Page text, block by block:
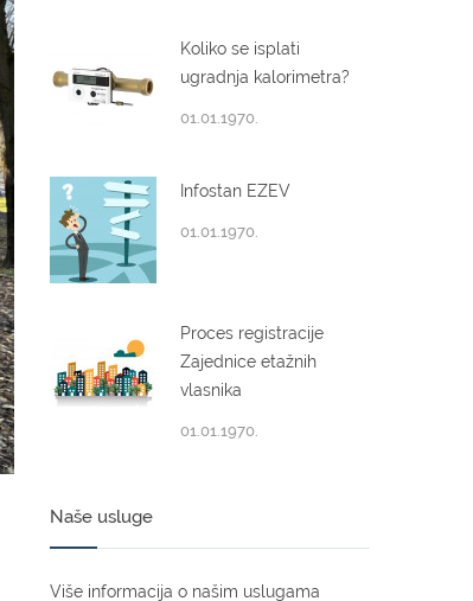
Koliko se isplati
ugradnja kalorimetra?
01.01.1970.
Infostan EZEV
01.01.1970.
Proces registracije
Zajednice etažnih
vlasnika
01.01.1970.
Naše usluge
Više informacija o našim uslugama